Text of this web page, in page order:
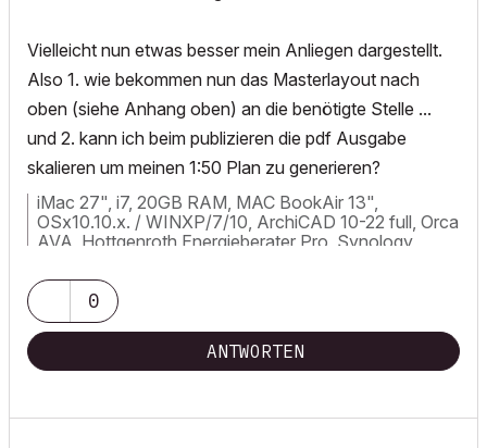
Vielleicht nun etwas besser mein Anliegen dargestellt.
Also 1. wie bekommen nun das Masterlayout nach
oben (siehe Anhang oben) an die benötigte Stelle ...
und 2. kann ich beim publizieren die pdf Ausgabe
skalieren um meinen 1:50 Plan zu generieren?
iMac 27", i7, 20GB RAM, MAC BookAir 13",
OSx10.10.x. / WINXP/7/10, ArchiCAD 10-22 full, Orca
AVA, Hottgenroth Energieberater Pro, Synology
0
ANTWORTEN